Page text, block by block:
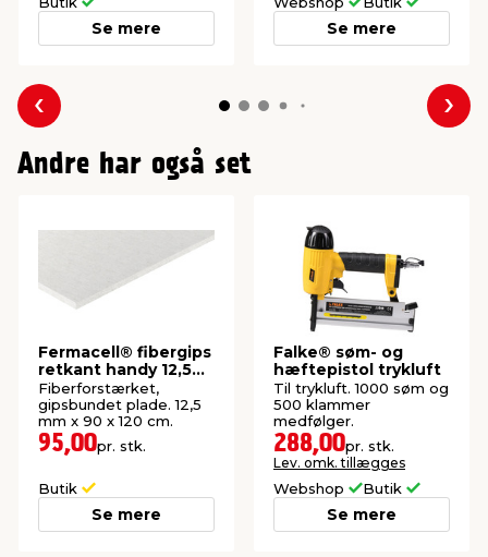
Se mere Se mere
Forrige
Andre har også set
Fermacell® fibergips
retkant handy 12,5
mm
Fiberforstærket,
gipsbundet plade. 12,5
mm x 90 x 120 cm.
95,00pr. stk.
Butik
Se mere
Falke® søm- og
hæftepistol trykluft
Til trykluft. 1000 søm og
500 klammer
medfølger.
288,00pr. stk.
Lev. omk. tillægges
Webshop Butik
Se mere